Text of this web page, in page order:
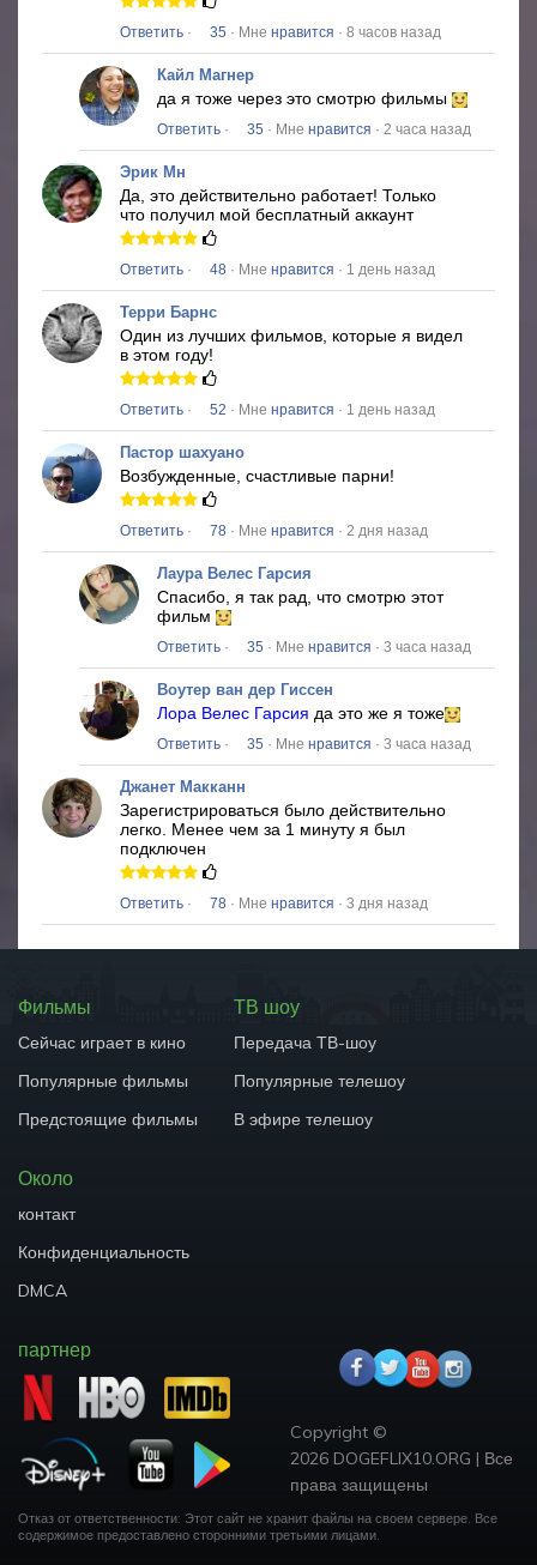
Ответить · 35 · Мне нравится · 8 часов назад
Кайл Магнер
да я тоже через это смотрю фильмы
Ответить · 35 · Мне нравится · 2 часа назад
Эрик Мн
Да, это действительно работает! Только
что получил мой бесплатный аккаунт
Ответить · 48 · Мне нравится · 1 день назад
Терри Барнс
Один из лучших фильмов, которые я видел
в этом году!
Ответить · 52 · Мне нравится · 1 день назад
Пастор шахуано
Возбужденные, счастливые парни!
Ответить · 78 · Мне нравится · 2 дня назад
Лаура Велес Гарсия
Спасибо, я так рад, что смотрю этот
фильм
Ответить · 35 · Мне нравится · 3 часа назад
Воутер ван дер Гиссен
Лора Велес Гарсия да это же я тоже
Ответить · 35 · Мне нравится · 3 часа назад
Джанет Макканн
Зарегистрироваться было действительно
легко. Менее чем за 1 минуту я был
подключен
Ответить · 78 · Мне нравится · 3 дня назад
Фильмы
Сейчас играет в кино
Популярные фильмы
Предстоящие фильмы
ТВ шоу
Передача ТВ-шоу
Популярные телешоу
В эфире телешоу
Около
контакт
Конфиденциальность
DMCA
партнер
Copyright ©
2026 DOGEFLIX10.ORG | Все
права защищены
Отказ от ответственности: Этот сайт не хранит файлы на своем сервере. Все
содержимое предоставлено сторонними третьими лицами.